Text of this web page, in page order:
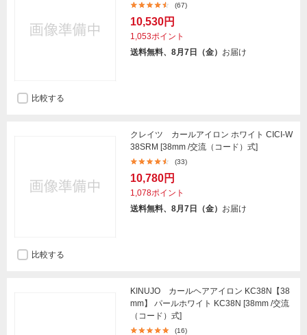
(67)
10,530円
1,053ポイント
送料無料、8月7日（金） お届け
比較する
クレイツ カールアイロン ホワイト CICI-W
38SRM [38mm /交流（コード）式]
(33)
10,780円
1,078ポイント
送料無料、8月7日（金） お届け
比較する
KINUJO カールヘアアイロン KC38N【38
mm】 パールホワイト KC38N [38mm /交流
（コード）式]
(16)